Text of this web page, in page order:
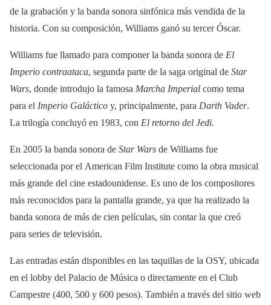
de la grabación​ y la banda sonora sinfónica más vendida de la
historia.​ Con su composición, Williams ganó su tercer Óscar.
Williams fue llamado para componer la banda sonora de El
Imperio contraataca, segunda parte de la saga original de Star
Wars, donde introdujo la famosa Marcha Imperial como tema
para el Imperio Galáctico y, principalmente, para Darth Vader.
La trilogía concluyó en 1983, con El retorno del Jedi.
En 2005 la banda sonora de Star Wars de Williams fue
seleccionada por el American Film Institute como la obra musical
más grande del cine estadounidense. Es uno de los compositores
más reconocidos para la pantalla grande, ya que ha realizado la
banda sonora de más de cien películas, sin contar la que creó
para series de televisión.
Las entradas están disponibles en las taquillas de la OSY, ubicada
en el lobby del Palacio de Música o directamente en el Club
Campestre (400, 500 y 600 pesos). También a través del sitio web